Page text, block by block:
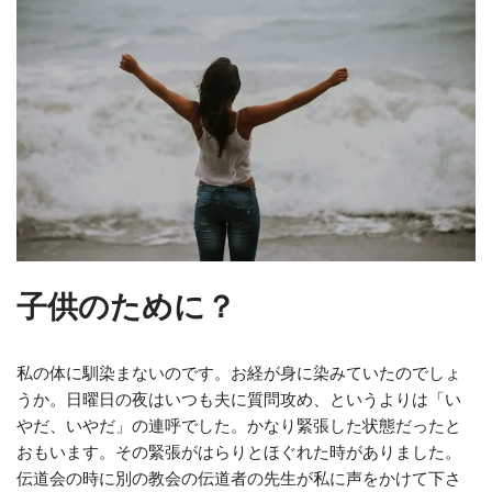
子供のために？
私の体に馴染まないのです。お経が身に染みていたのでしょ
うか。日曜日の夜はいつも夫に質問攻め、というよりは「い
やだ、いやだ」の連呼でした。かなり緊張した状態だったと
おもいます。その緊張がはらりとほぐれた時がありました。
伝道会の時に別の教会の伝道者の先生が私に声をかけて下さ